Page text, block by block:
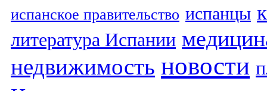
испанское правительство испанцы
литература Испании
недвижимость новости